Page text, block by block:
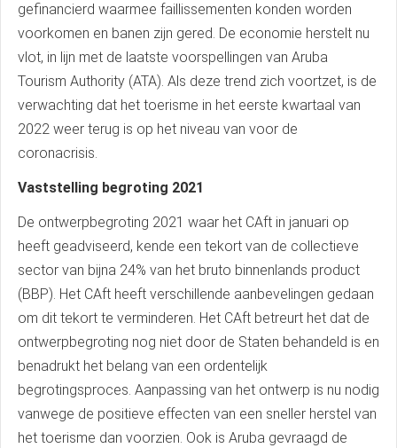
gefinancierd waarmee faillissementen konden worden
voorkomen en banen zijn gered. De economie herstelt nu
vlot, in lijn met de laatste voorspellingen van Aruba
Tourism Authority (ATA). Als deze trend zich voortzet, is de
verwachting dat het toerisme in het eerste kwartaal van
2022 weer terug is op het niveau van voor de
coronacrisis.
Vaststelling begroting 2021
De ontwerpbegroting 2021 waar het CAft in januari op
heeft geadviseerd, kende een tekort van de collectieve
sector van bijna 24% van het bruto binnenlands product
(BBP). Het CAft heeft verschillende aanbevelingen gedaan
om dit tekort te verminderen. Het CAft betreurt het dat de
ontwerpbegroting nog niet door de Staten behandeld is en
benadrukt het belang van een ordentelijk
begrotingsproces. Aanpassing van het ontwerp is nu nodig
vanwege de positieve effecten van een sneller herstel van
het toerisme dan voorzien. Ook is Aruba gevraagd de